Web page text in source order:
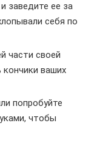
заведите ее за
себя по
части своей
ваших
попробуйте
чтобы